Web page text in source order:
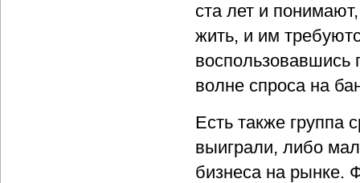
ста лет и
жить, и им
воспользовавшись
волне спроса на
Есть также группа
выиграли, либо
бизнеса на рынке.